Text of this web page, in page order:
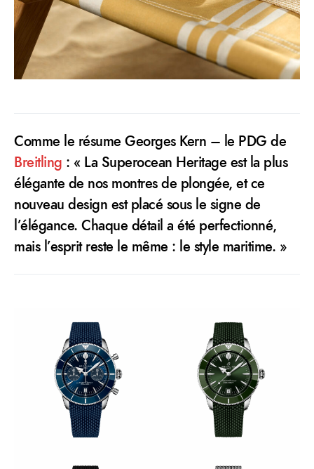
Comme le résume Georges Kern – le PDG de
Breitling : « La Superocean Heritage est la plus
élégante de nos montres de plongée, et ce
nouveau design est placé sous le signe de
l’élégance. Chaque détail a été perfectionné,
mais l’esprit reste le même : le style maritime. »